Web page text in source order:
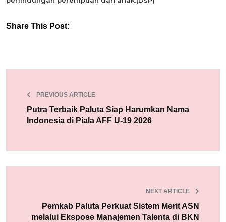
Share This Post:
PREVIOUS ARTICLE
Putra Terbaik Paluta Siap Harumkan Nama
Indonesia di Piala AFF U-19 2026
NEXT ARTICLE
Pemkab Paluta Perkuat Sistem Merit ASN
melalui Ekspose Manajemen Talenta di BKN